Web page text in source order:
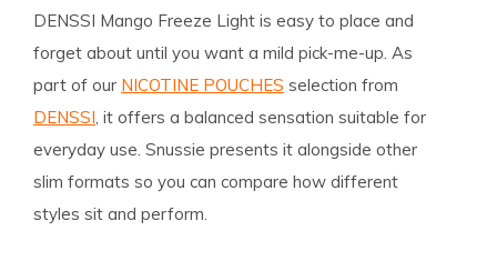
DENSSI Mango Freeze Light is easy to place and
forget about until you want a mild pick-me-up. As
part of our NICOTINE POUCHES selection from
DENSSI , it offers a balanced sensation suitable for
everyday use. Snussie presents it alongside other
slim formats so you can compare how different
styles sit and perform.